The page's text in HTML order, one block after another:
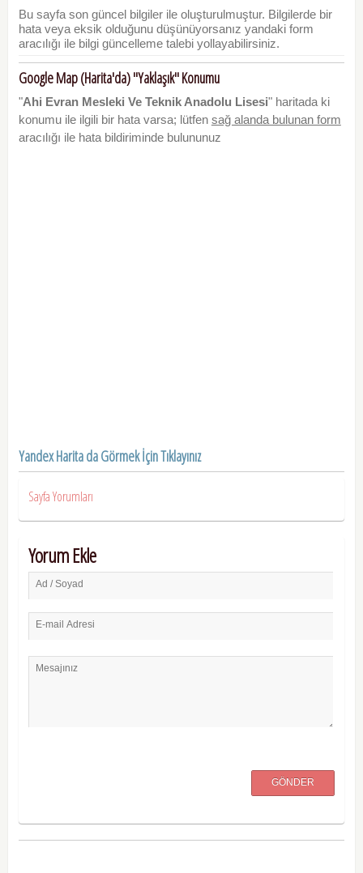
Bu sayfa son güncel bilgiler ile oluşturulmuştur. Bilgilerde bir
hata veya eksik olduğunu düşünüyorsanız yandaki form
aracılığı ile bilgi güncelleme talebi yollayabilirsiniz.
Google Map (Harita'da) "Yaklaşık" Konumu
"Ahi Evran Mesleki Ve Teknik Anadolu Lisesi" haritada ki
konumu ile ilgili bir hata varsa; lütfen sağ alanda bulunan form
aracılığı ile hata bildiriminde bulununuz
Yandex Harita da Görmek İçin Tıklayınız
Sayfa Yorumları
Yorum Ekle
Ad / Soyad
E-mail Adresi
Mesajınız
GÖNDER